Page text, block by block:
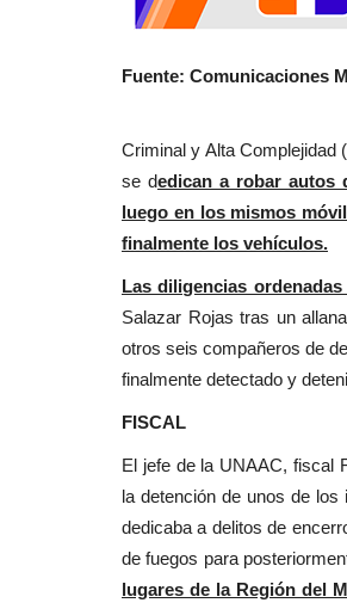
Fuente:
Se trata del
Criminal y Alta Complejidad
se dedican a robar autos
luego en los mismos
finalmente los vehículos.
Las diligencias
Salazar Rojas tras un
otros seis compañeros de
finalmente detectado y
FISCAL
El jefe de la UNAAC, fiscal
la detención de unos de
dedicaba a delitos de
de fuegos para
lugares de la Región del
Corte de
el cargo del
Editora Julio 24, 2026